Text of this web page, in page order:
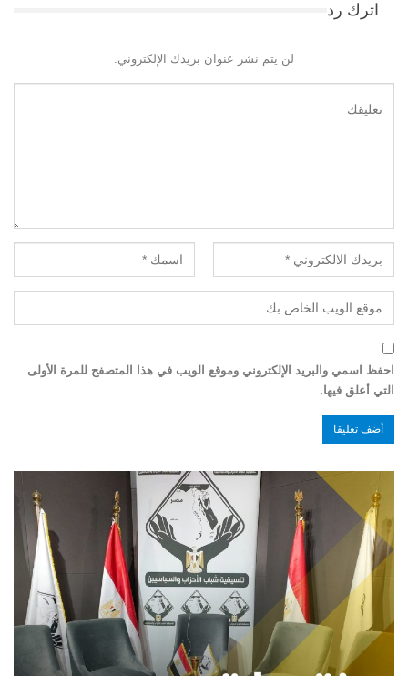
اترك رد
لن يتم نشر عنوان بريدك الإلكتروني.
احفظ اسمي والبريد الإلكتروني وموقع الويب في هذا المتصفح للمرة الأولى
التي أعلق فيها.